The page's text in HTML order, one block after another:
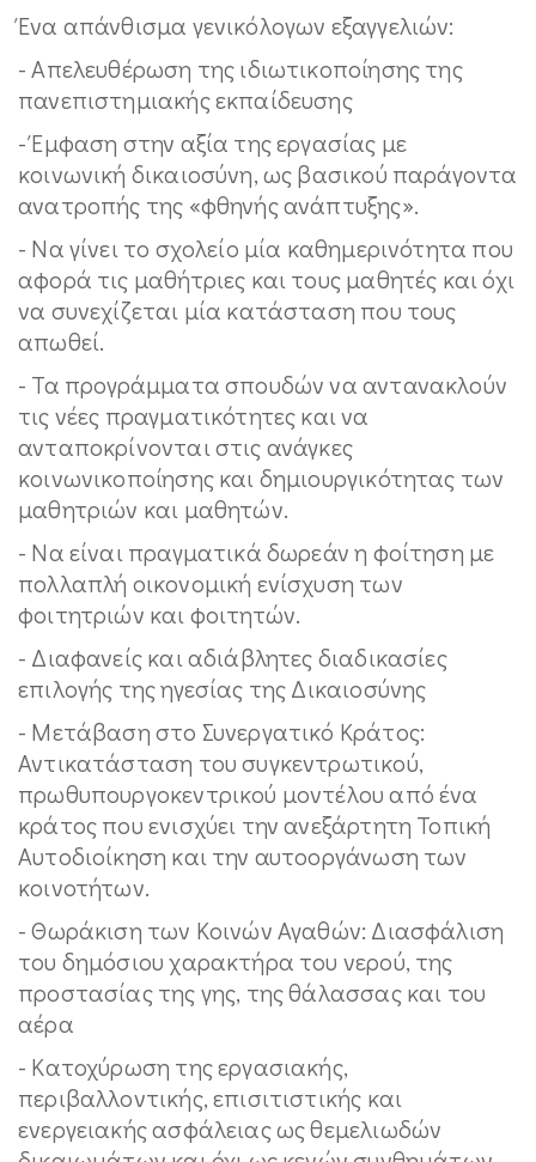
Ένα απάνθισμα γενικόλογων εξαγγελιών:
- Απελευθέρωση της ιδιωτικοποίησης της
πανεπιστημιακής εκπαίδευσης
- Έμφαση στην αξία της εργασίας με
κοινωνική δικαιοσύνη, ως βασικού παράγοντα
ανατροπής της «φθηνής ανάπτυξης».
- Να γίνει το σχολείο μία καθημερινότητα που
αφορά τις μαθήτριες και τους μαθητές και όχι
να συνεχίζεται μία κατάσταση που τους
απωθεί.
- Τα προγράμματα σπουδών να αντανακλούν
τις νέες πραγματικότητες και να
ανταποκρίνονται στις ανάγκες
κοινωνικοποίησης και δημιουργικότητας των
μαθητριών και μαθητών.
- Να είναι πραγματικά δωρεάν η φοίτηση με
πολλαπλή οικονομική ενίσχυση των
φοιτητριών και φοιτητών.
- Διαφανείς και αδιάβλητες διαδικασίες
επιλογής της ηγεσίας της Δικαιοσύνης
- Μετάβαση στο Συνεργατικό Κράτος:
Αντικατάσταση του συγκεντρωτικού,
πρωθυπουργοκεντρικού μοντέλου από ένα
κράτος που ενισχύει την ανεξάρτητη Τοπική
Αυτοδιοίκηση και την αυτοοργάνωση των
κοινοτήτων.
- Θωράκιση των Κοινών Αγαθών: Διασφάλιση
του δημόσιου χαρακτήρα του νερού, της
προστασίας της γης, της θάλασσας και του
αέρα
- Κατοχύρωση της εργασιακής,
περιβαλλοντικής, επισιτιστικής και
ενεργειακής ασφάλειας ως θεμελιωδών